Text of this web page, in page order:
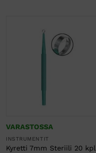
VARASTOSSA
INSTRUMENTIT
Kyretti 7mm Steriili 20 kpl